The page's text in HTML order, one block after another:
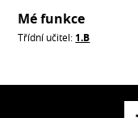
Mé funkce
Třídní učitel:1.B